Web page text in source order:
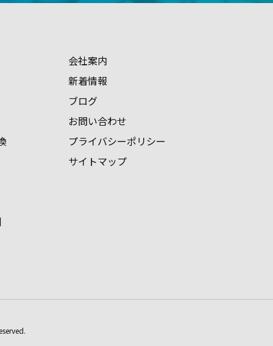
会社案内
新着情報
ブログ
お問い合わせ
プライバシーポリシー
サイトマップ